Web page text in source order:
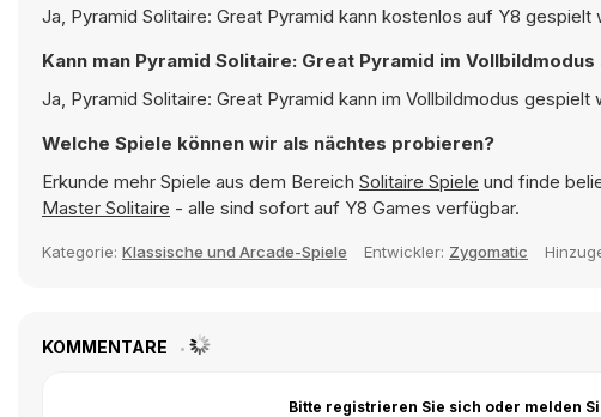
Ja, Pyramid Solitaire: Great Pyramid kann kostenlos auf Y8
Kann man Pyramid Solitaire: Great Pyramid im
Ja, Pyramid Solitaire: Great Pyramid kann im Vollbildmodus
Welche Spiele können wir als nächtes probieren?
Erkunde mehr Spiele aus dem Bereich Solitaire Spiele und finde
Master Solitaire - alle sind sofort auf Y8 Games verfügbar.
Kategorie: Klassische und Arcade-Spiele Entwickler: Zygomatic
KOMMENTARE
Bitte registrieren Sie sich oder melden